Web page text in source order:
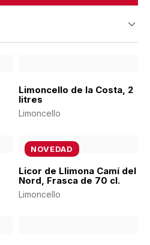
Limoncello de la Costa, 2
litres
Limoncello
NOVEDAD
Licor de Llimona Camí del
Nord, Frasca de 70 cl.
Limoncello